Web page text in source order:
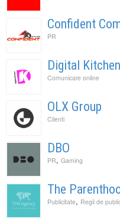
Confident
PR
Digital Kitchen
Comunicare online
OLX Group
Clienti
DBO
PR, Gaming
The
Publicitate, Regii de